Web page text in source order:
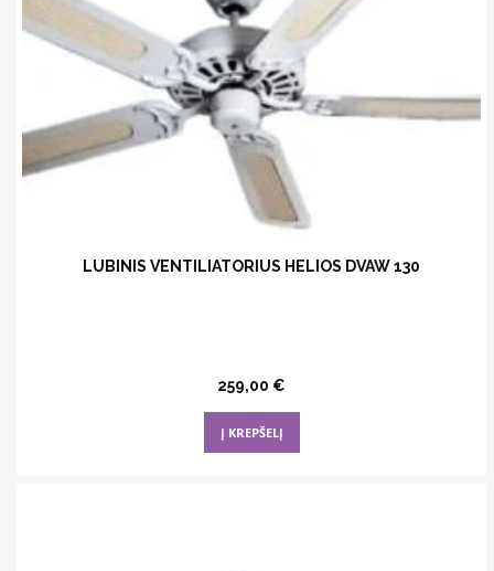
LUBINIS VENTILIATORIUS HELIOS DVAW 130
259,00 €
Į KREPŠELĮ